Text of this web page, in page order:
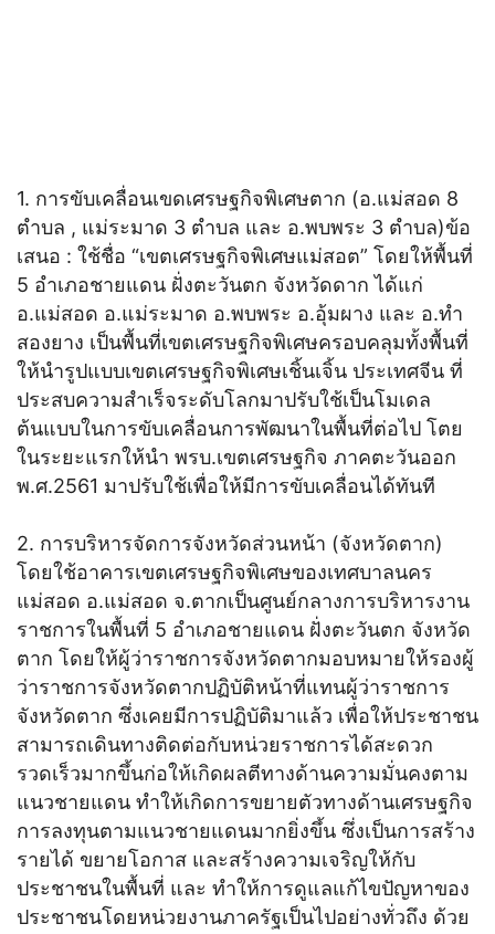
1. การขับเคลื่อนเขดเศรษฐกิจพิเศษตาก (อ.แม่สอด 8
ตำบล , แม่ระมาด 3 ตำบล และ อ.พบพระ 3 ตำบล)ข้อ
เสนอ : ใช้ชื่อ “เขตเศรษฐกิจพิเศษแม่สอต” โดยให้พื้นที่
5 อำเภอชายแดน ฝั่งตะวันตก จังหวัดดาก ได้แก่
อ.แม่สอด อ.แม่ระมาด อ.พบพระ อ.อุ้มผาง และ อ.ทำ
สองยาง เป็นพื้นที่เขตเศรษฐกิจพิเศษครอบคลุมทั้งพื้นที่
ให้นำรูปแบบเขตเศรษฐกิจพิเศษเชิ้นเจิ้น ประเทศจีน ที่
ประสบความสำเร็จระดับโลกมาปรับใช้เป็นโมเดล
ต้นแบบในการขับเคลื่อนการพัฒนาในพื้นที่ต่อไป โตย
ในระยะแรกให้นำ พรบ.เขตเศรษฐกิจ ภาคตะวันออก
พ.ศ.2561 มาปรับใช้เพื่อให้มีการขับเคลื่อนได้ทันที
2. การบริหารจัดการจังหวัดส่วนหน้า (จังหวัดตาก)
โดยใช้อาคารเขตเศรษฐกิจพิเศษของเทศบาลนคร
แม่สอด อ.แม่สอด จ.ตากเป็นศูนย์กลางการบริหารงาน
ราชการในพื้นที่ 5 อำเภอชายแดน ฝั่งตะวันตก จังหวัด
ตาก โดยให้ผู้ว่าราชการจังหวัดตากมอบหมายให้รองผู้
ว่าราชการจังหวัดตากปฏิบัติหน้าที่แทนผู้ว่าราชการ
จังหวัดตาก ซึ่งเคยมีการปฏิบัติมาแล้ว เพื่อให้ประชาชน
สามารถเดินทางติดต่อกับหน่วยราชการได้สะดวก
รวดเร็วมากขึ้นก่อให้เกิดผลตีทางด้านความมั่นคงตาม
แนวชายแดน ทำให้เกิดการขยายตัวทางด้านเศรษฐกิจ
การลงทุนตามแนวชายแดนมากยิ่งขึ้น ซึ่งเป็นการสร้าง
รายได้ ขยายโอกาส และสร้างความเจริญให้กับ
ประชาชนในพื้นที่ และ ทำให้การดูแลแก้ไขปัญหาของ
ประชาชนโดยหน่วยงานภาครัฐเป็นไปอย่างทั่วถึง ด้วย